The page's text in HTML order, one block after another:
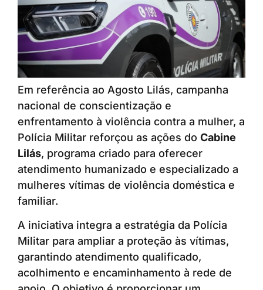
Em referência ao Agosto Lilás, campanha
nacional de conscientização e
enfrentamento à violência contra a mulher, a
Polícia Militar reforçou as ações do Cabine
Lilás, programa criado para oferecer
atendimento humanizado e especializado a
mulheres vítimas de violência doméstica e
familiar.
A iniciativa integra a estratégia da Polícia
Militar para ampliar a proteção às vítimas,
garantindo atendimento qualificado,
acolhimento e encaminhamento à rede de